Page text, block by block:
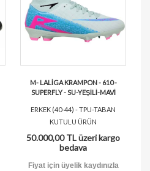
M- LALİGA KRAMPON - 610 -
SUPERFLY - SU-YEŞİLİ-MAVİ
ERKEK (40-44) - TPU-TABAN
KUTULU ÜRÜN
50.000,00 TL üzeri kargo
bedava
Fiyat için üyelik kaydınızla